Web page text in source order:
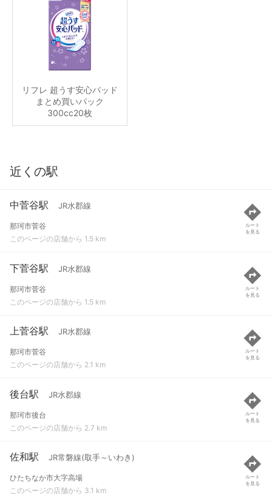
リフレ 超うす安心パッド
まとめ買いパック
300cc20枚
近くの駅
中菅谷駅 JR水郡線
那珂市菅谷
このページの店舗から 1.5 km
ルート
を見る
下菅谷駅 JR水郡線
那珂市菅谷
このページの店舗から 1.5 km
ルート
を見る
上菅谷駅 JR水郡線
那珂市菅谷
このページの店舗から 2.1 km
ルート
を見る
後台駅 JR水郡線
那珂市後台
このページの店舗から 2.7 km
ルート
を見る
佐和駅 JR常磐線(取手～いわき)
ひたちなか市大字高場
このページの店舗から 3.1 km
ルート
を見る